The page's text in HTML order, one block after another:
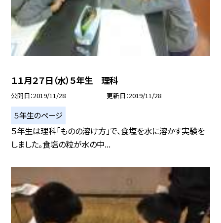
１１月２７日（水）５年生 理科
公開日 2019/11/28 更新日 2019/11/28
５年生のページ
５年生は理科「ものの溶け方」で、食塩を水に溶かす実験を
しました。食塩の粒が水の中...